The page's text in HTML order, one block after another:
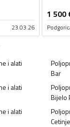
23.03.26
1 500
i alati
Bar
i alati
Bijelo
i alati
Cetinje